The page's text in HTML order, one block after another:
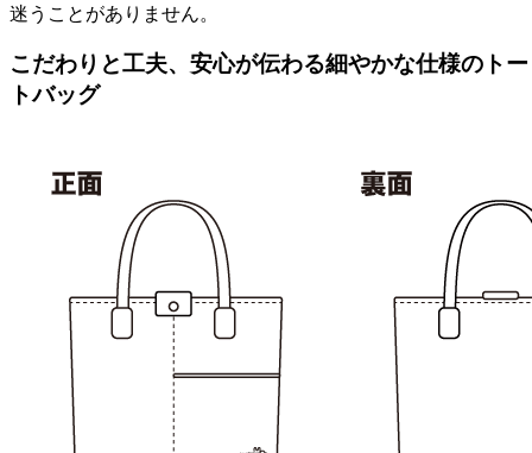
迷うことがありません。
こだわりと工夫、安心が伝わる細やかな仕様のトー
トバッグ